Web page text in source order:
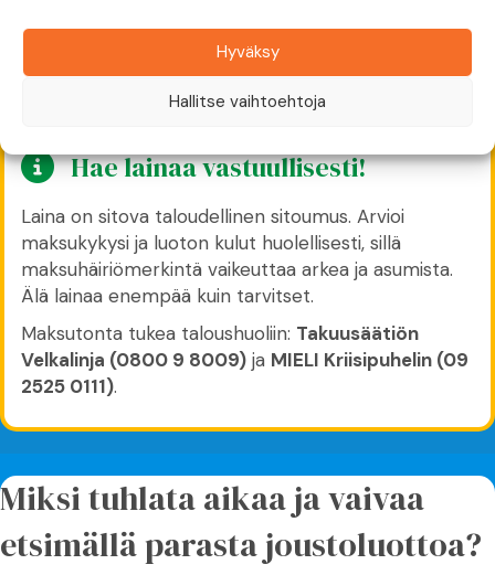
Hyväksy
Hallitse vaihtoehtoja
Lainatarjoukset voimassa
30 päivää
Hae lainaa vastuullisesti!
Laina on sitova taloudellinen sitoumus. Arvioi
maksukykysi ja luoton kulut huolellisesti, sillä
maksuhäiriömerkintä vaikeuttaa arkea ja asumista.
Älä lainaa enempää kuin tarvitset.
Maksutonta tukea taloushuoliin: Takuusäätiön
Velkalinja (0800 9 8009) ja MIELI Kriisipuhelin (09
2525 0111).
Miksi tuhlata aikaa ja vaivaa
etsimällä parasta joustoluottoa?